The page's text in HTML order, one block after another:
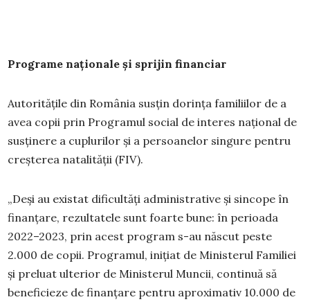
Programe naționale și sprijin financiar
Autoritățile din România susțin dorința familiilor de a
avea copii prin Programul social de interes național de
susținere a cuplurilor și a persoanelor singure pentru
creșterea natalității (FIV).
„Deși au existat dificultăți administrative și sincope în
finanțare, rezultatele sunt foarte bune: în perioada
2022–2023, prin acest program s-au născut peste
2.000 de copii. Programul, inițiat de Ministerul Familiei
și preluat ulterior de Ministerul Muncii, continuă să
beneficieze de finanțare pentru aproximativ 10.000 de